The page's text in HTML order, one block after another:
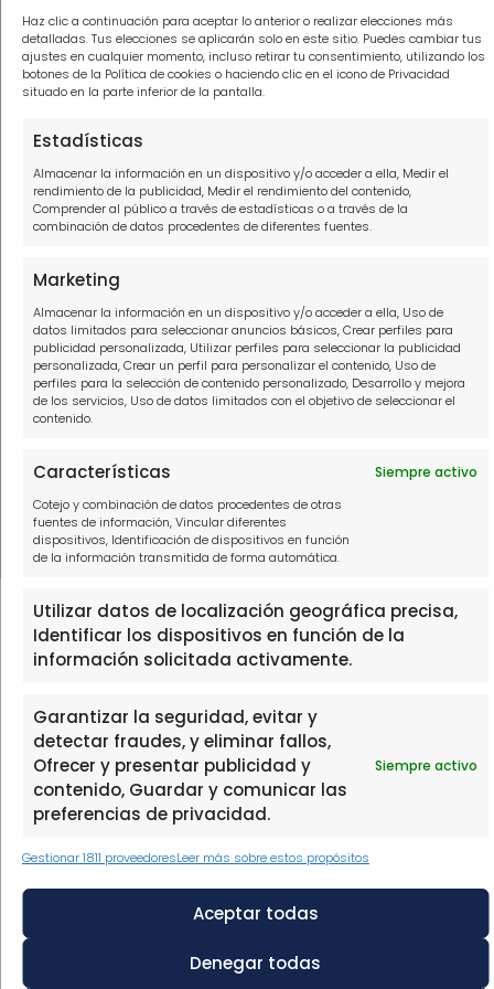
Haz clic a continuación para aceptar lo anterior o realizar elecciones más
detalladas. Tus elecciones se aplicarán solo en este sitio. Puedes cambiar tus
ajustes en cualquier momento, incluso retirar tu consentimiento, utilizando los
botones de la Política de cookies o haciendo clic en el icono de Privacidad
situado en la parte inferior de la pantalla.
Estadísticas
Almacenar la información en un dispositivo y/o acceder a ella, Medir el
rendimiento de la publicidad, Medir el rendimiento del contenido,
Comprender al público a través de estadísticas o a través de la
combinación de datos procedentes de diferentes fuentes.
Marketing
Almacenar la información en un dispositivo y/o acceder a ella, Uso de
datos limitados para seleccionar anuncios básicos, Crear perfiles para
publicidad personalizada, Utilizar perfiles para seleccionar la publicidad
personalizada, Crear un perfil para personalizar el contenido, Uso de
perfiles para la selección de contenido personalizado, Desarrollo y mejora
de los servicios, Uso de datos limitados con el objetivo de seleccionar el
contenido.
Características Siempre activo
Cotejo y combinación de datos procedentes de otras
fuentes de información, Vincular diferentes
dispositivos, Identificación de dispositivos en función
de la información transmitida de forma automática.
Utilizar datos de localización geográfica precisa,
Identificar los dispositivos en función de la
información solicitada activamente.
Garantizar la seguridad, evitar y
detectar fraudes, y eliminar fallos,
Ofrecer y presentar publicidad y
contenido, Guardar y comunicar las
preferencias de privacidad.
Siempre activo
Gestionar 1811 proveedoresLeer más sobre estos propósitos
Aceptar todas
Denegar todas
Información
Política de privacidad
Aviso Legal
Contacto
910916445
hola@solucionamideuda.es
WhatsApp
THE FINTECH LABORATORY, S.L.U, con domicilio social en PASEO
DE LA CASTELLANA 111, 1º, 28046 MADRID, con N.I.F. B88473533,
inscrita en el Registro Mercantil de Madrid, en el Tomo 39602,
Folio 137, Hoja 702905.